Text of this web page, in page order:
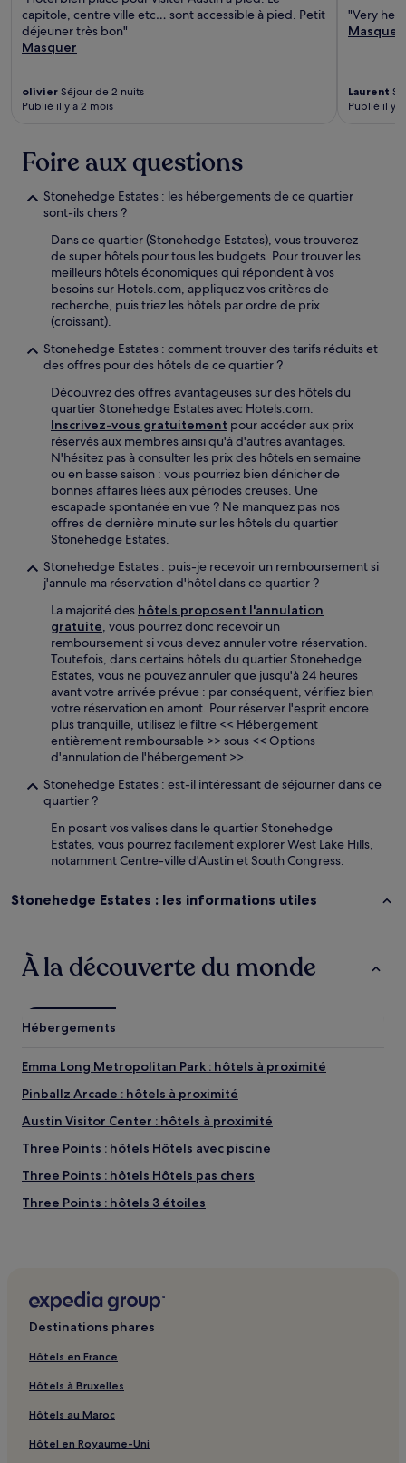
capitole, centre ville etc… sont accessible à pied. Petit
déjeuner très bon"
Masquer
olivier Séjour de 2 nuits
Publié il y a 2 mois
"Very
Masquer
Laurent
Publié il y
Foire aux questions
Stonehedge Estates : les hébergements de ce quartier
sont-ils chers ?
Dans ce quartier (Stonehedge Estates), vous trouverez
de super hôtels pour tous les budgets. Pour trouver les
meilleurs hôtels économiques qui répondent à vos
besoins sur Hotels.com, appliquez vos critères de
recherche, puis triez les hôtels par ordre de prix
(croissant).
Stonehedge Estates : comment trouver des tarifs réduits et
des offres pour des hôtels de ce quartier ?
Découvrez des offres avantageuses sur des hôtels du
quartier Stonehedge Estates avec Hotels.com.
Inscrivez-vous gratuitement pour accéder aux prix
réservés aux membres ainsi qu'à d'autres avantages.
N'hésitez pas à consulter les prix des hôtels en semaine
ou en basse saison : vous pourriez bien dénicher de
bonnes affaires liées aux périodes creuses. Une
escapade spontanée en vue ? Ne manquez pas nos
offres de dernière minute sur les hôtels du quartier
Stonehedge Estates.
Stonehedge Estates : puis-je recevoir un remboursement si
j'annule ma réservation d'hôtel dans ce quartier ?
La majorité des hôtels proposent l'annulation
gratuite, vous pourrez donc recevoir un
remboursement si vous devez annuler votre réservation.
Toutefois, dans certains hôtels du quartier Stonehedge
Estates, vous ne pouvez annuler que jusqu'à 24 heures
avant votre arrivée prévue : par conséquent, vérifiez bien
votre réservation en amont. Pour réserver l'esprit encore
plus tranquille, utilisez le filtre << Hébergement
entièrement remboursable >> sous << Options
d'annulation de l'hébergement >>.
Stonehedge Estates : est-il intéressant de séjourner dans ce
quartier ?
En posant vos valises dans le quartier Stonehedge
Estates, vous pourrez facilement explorer West Lake Hills,
notamment Centre-ville d'Austin et South Congress.
Stonehedge Estates : les informations utiles
À la découverte du monde
Hébergements
Emma Long Metropolitan Park : hôtels à proximité
Pinballz Arcade : hôtels à proximité
Austin Visitor Center : hôtels à proximité
Three Points : hôtels Hôtels avec piscine
Three Points : hôtels Hôtels pas chers
Three Points : hôtels 3 étoiles
Round Rock : hôtels Hôtels familiaux
Leander : hôtels Hôtels avec parking
Horseshoe Bay : hôtels Hôtels avec parking
Horseshoe Bay : hôtels 3 étoiles
Horseshoe Bay : hôtels Hôtels avec golf
Destinations phares
Hôtels en France
Hôtels à Bruxelles
Hôtels au Maroc
Hôtel en Royaume-Uni